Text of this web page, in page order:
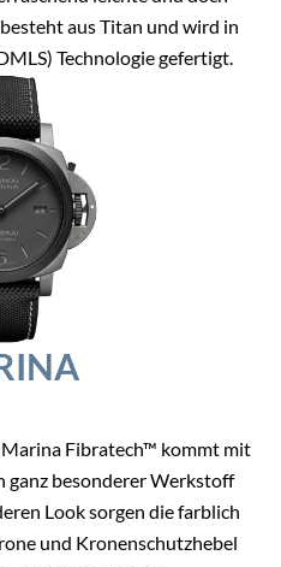
aus Titan und wird in
Technologie gefertigt.
Marina Fibratech™ kommt mit
ganz besonderer Werkstoff
Look sorgen die farblich
und Kronenschutzhebel